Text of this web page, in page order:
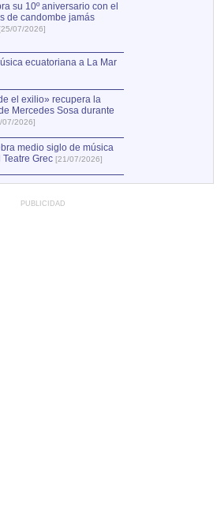
su 10º aniversario con el
de candombe jamás
07/2026]
ecuatoriana a La Mar
el exilio» recupera la
Mercedes Sosa durante
07/2026]
medio siglo de música
Grec [21/07/2026]
PUBLICIDAD